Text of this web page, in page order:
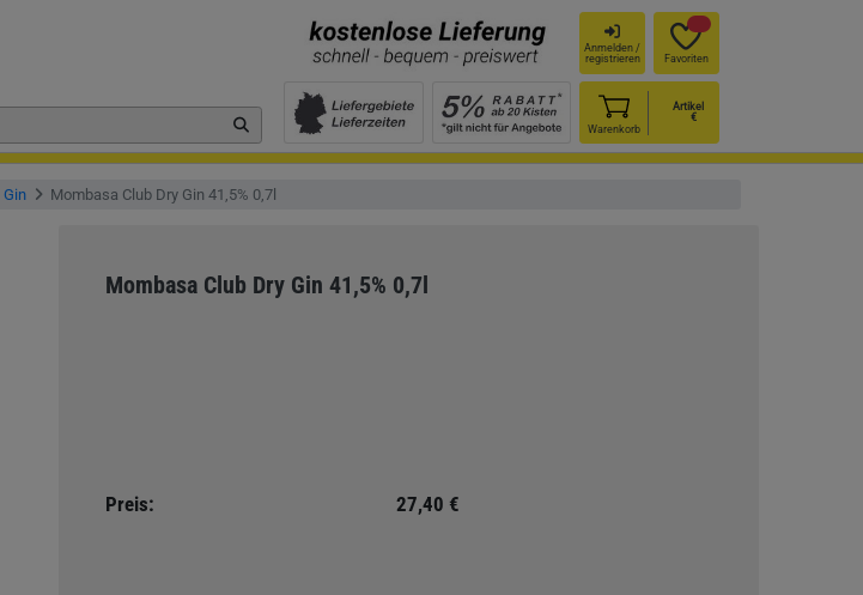
Anmelden /
registrieren
Favoriten
Warenkorb
Artikel
€
Gin Mombasa Club Dry Gin 41,5% 0,7l
Mombasa Club Dry Gin 41,5% 0,7l
Preis: 27,40 €